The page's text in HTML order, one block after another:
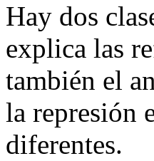
Hay dos
explica las
también el
la represión
diferentes.